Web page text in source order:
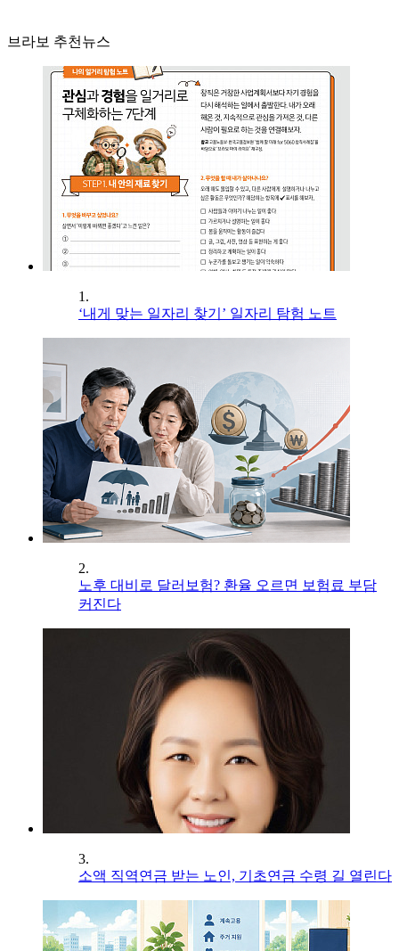
브라보 추천뉴스
1.
‘내게 맞는 일자리 찾기’ 일자리 탐험 노트
2.
노후 대비로 달러보험? 환율 오르면 보험료 부담
커진다
3.
소액 직역연금 받는 노인, 기초연금 수령 길 열린다